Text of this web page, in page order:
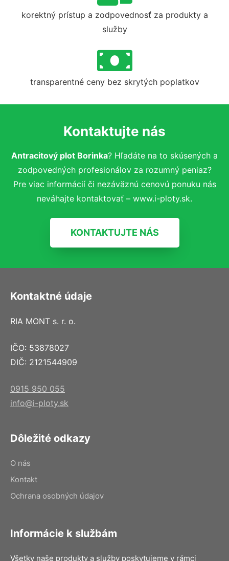
korektný prístup a zodpovednosť za produkty a
služby
transparentné ceny bez skrytých poplatkov
Kontaktujte nás
Antracitový plot Borinka? Hľadáte na to skúsených a
zodpovedných profesionálov za rozumný peniaz?
Pre viac informácií či nezáväznú cenovú ponuku nás
neváhajte kontaktovať – www.i-ploty.sk.
KONTAKTUJTE NÁS
Kontaktné údaje
RIA MONT s. r. o.
IČO: 53878027
DIČ: 2121544909
0915 950 055
info@i-ploty.sk
Dôležité odkazy
O nás
Kontakt
Ochrana osobných údajov
Informácie k službám
Všetky naše produkty a služby poskytujeme v rámci